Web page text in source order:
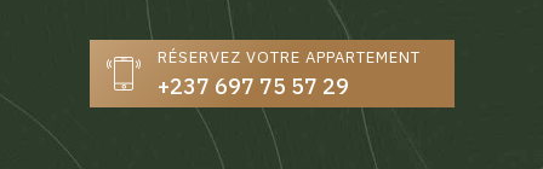
RÉSERVEZ VOTRE APPARTEMENT
+237 697 75 57 29